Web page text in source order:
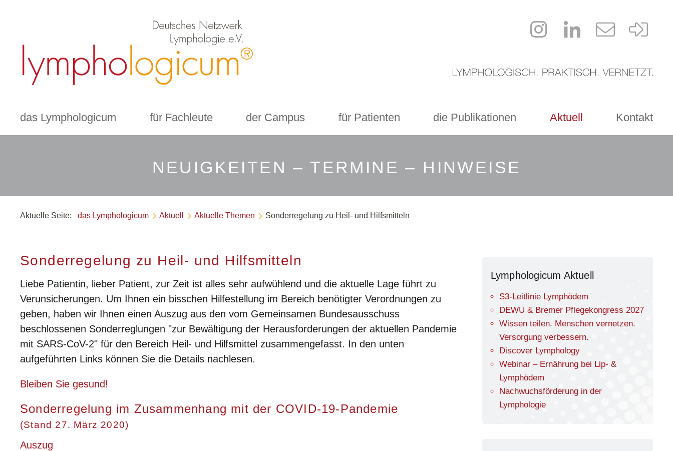
das Lymphologicum für Fachleute der Campus für Patienten die Publikationen Aktuell Kontakt
NEUIGKEITEN – TERMINE – HINWEISE
Aktuelle Seite: das Lymphologicum  Aktuell  Aktuelle Themen  Sonderregelung zu Heil- und Hilfsmitteln
Sonderregelung zu Heil- und Hilfsmitteln
Liebe Patientin, lieber Patient, zur Zeit ist alles sehr aufwühlend und die aktuelle Lage führt zu
Verunsicherungen. Um Ihnen ein bisschen Hilfestellung im Bereich benötigter Verordnungen zu
geben, haben wir Ihnen einen Auszug aus den vom Gemeinsamen Bundesausschuss
beschlossenen Sonderreglungen "zur Bewältigung der Herausforderungen der aktuellen Pandemie
mit SARS-CoV-2" für den Bereich Heil- und Hilfsmittel zusammengefasst. In den unten
aufgeführten Links können Sie die Details nachlesen.
Bleiben Sie gesund!
Sonderregelung im Zusammenhang mit der COVID-19-Pandemie
(Stand 27. März 2020)
Auszug
Lymphologicum Aktuell
S3-Leitlinie Lymphödem
DEWU & Bremer Pflegekongress 2027
Wissen teilen. Menschen vernetzen.
Versorgung verbessern.
Discover Lymphology
Webinar – Ernährung bei Lip- &
Lymphödem
Nachwuchsförderung in der
Lymphologie